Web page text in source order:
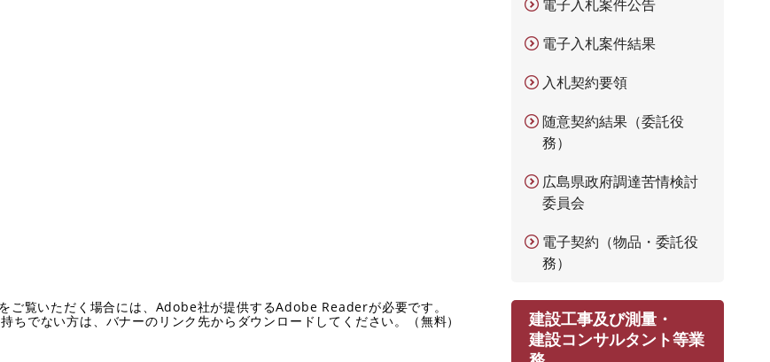
ご覧いただく場合には、Adobe社が提供するAdobe Readerが必要です。
ちでない方は、バナーのリンク先からダウンロードしてください。（無料）
電子入札案件公告
電子入札案件結果
入札契約要領
随意契約結果（委託役
務）
広島県政府調達苦情検討
委員会
電子契約（物品・委託役
務）
建設工事及び測量・
建設コンサルタント等業